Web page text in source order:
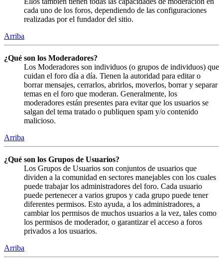
cada uno de los foros, dependiendo de las configuraciones
realizadas por el fundador del sitio.
Arriba
¿Qué son los Moderadores?
Los Moderadores son individuos (o grupos de individuos) que
cuidan el foro día a día. Tienen la autoridad para editar o
borrar mensajes, cerrarlos, abrirlos, moverlos, borrar y separar
temas en el foro que moderan. Generalmente, los
moderadores están presentes para evitar que los usuarios se
salgan del tema tratado o publiquen spam y/o contenido
malicioso.
Arriba
¿Qué son los Grupos de Usuarios?
Los Grupos de Usuarios son conjuntos de usuarios que
dividen a la comunidad en sectores manejables con los cuales
puede trabajar los administradores del foro. Cada usuario
puede pertenecer a varios grupos y cada grupo puede tener
diferentes permisos. Esto ayuda, a los administradores, a
cambiar los permisos de muchos usuarios a la vez, tales como
los permisos de moderador, o garantizar el acceso a foros
privados a los usuarios.
Arriba